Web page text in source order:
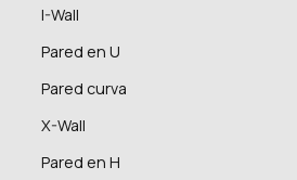
I-Wall
Pared en U
Pared curva
X-Wall
Pared en H